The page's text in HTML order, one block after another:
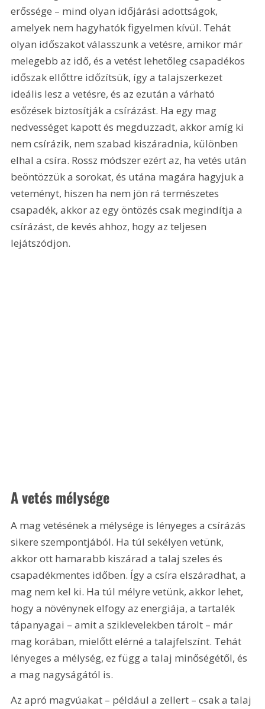
erőssége – mind olyan időjárási adottságok,
amelyek nem hagyhatók figyelmen kívül. Tehát
olyan időszakot válasszunk a vetésre, amikor már
melegebb az idő, és a vetést lehetőleg csapadékos
időszak ellőttre időzítsük, így a talajszerkezet
ideális lesz a vetésre, és az ezután a várható
esőzések biztosítják a csírázást. Ha egy mag
nedvességet kapott és megduzzadt, akkor amíg ki
nem csírázik, nem szabad kiszáradnia, különben
elhal a csíra. Rossz módszer ezért az, ha vetés után
beöntözzük a sorokat, és utána magára hagyjuk a
veteményt, hiszen ha nem jön rá természetes
csapadék, akkor az egy öntözés csak megindítja a
csírázást, de kevés ahhoz, hogy az teljesen
lejátszódjon.
A vetés mélysége
A mag vetésének a mélysége is lényeges a csírázás
sikere szempontjából. Ha túl sekélyen vetünk,
akkor ott hamarabb kiszárad a talaj szeles és
csapadékmentes időben. Így a csíra elszáradhat, a
mag nem kel ki. Ha túl mélyre vetünk, akkor lehet,
hogy a növénynek elfogy az energiája, a tartalék
tápanyagai – amit a sziklevelekben tárolt – már
mag korában, mielőtt elérné a talajfelszínt. Tehát
lényeges a mélység, ez függ a talaj minőségétől, és
a mag nagyságától is.
Az apró magvúakat – például a zellert – csak a talaj